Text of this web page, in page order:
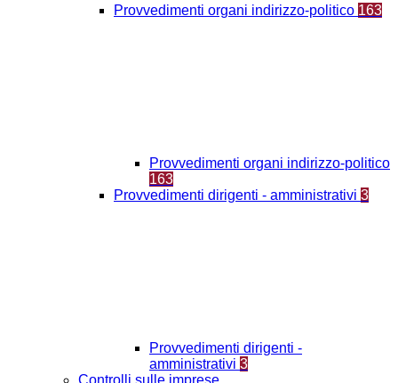
Provvedimenti organi indirizzo-politico 163
Provvedimenti organi indirizzo-politico
163
Provvedimenti dirigenti - amministrativi 3
Provvedimenti dirigenti -
amministrativi 3